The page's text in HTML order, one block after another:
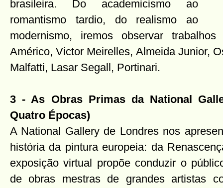
brasileira. Do academicismo ao
romantismo tardio, do realismo ao
modernismo, iremos observar
Américo, Victor Meirelles, Almeida Junior,
Malfatti, Lasar Segall, Portinari.
3 - As Obras Primas da National
Quatro Épocas)
A National Gallery de Londres nos
história da pintura europeia: da
exposição virtual propõe conduzir o
de obras mestras de grandes artistas